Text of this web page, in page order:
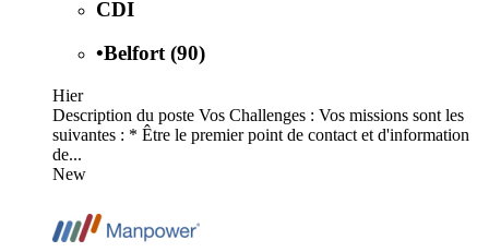
CDI
•Belfort (90)
Hier
Description du poste Vos Challenges : Vos missions sont les
suivantes : * Être le premier point de contact et d'information
de...
New